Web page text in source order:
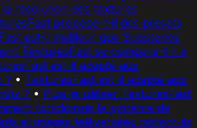
résolution des textures
propose-t-il des presets
est-il meilleur que Substance
TexturesFast se compare-t-il à
est-il adapté aux
? • TexturesFast est-il adapté aux
? • Puis-je utiliser TexturesFast
fonctionne le système de
et images téléversées restent-ils